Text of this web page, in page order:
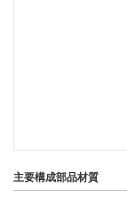
主要構成部品材質